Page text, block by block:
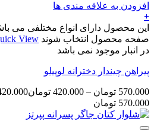
افزودن به علاقه مندی ها
+
این محصول دارای انواع مختلفی می
صفحه محصول انتخاب شوند View
در انبار موجود نمی باشد
پیراهن چیندار دخترانه لوپیلو
570.000 تومان –
420.000 تومان
570.000 تومان